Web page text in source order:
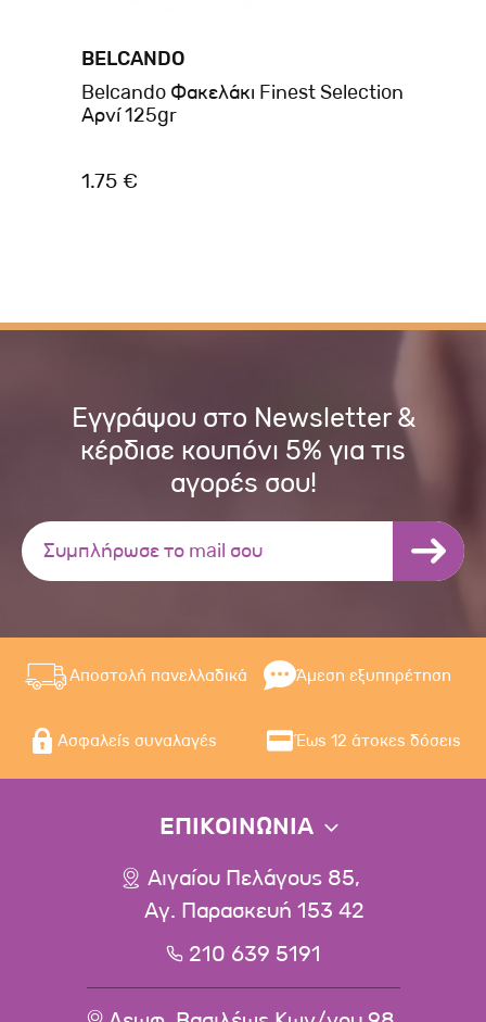
BELCANDO
Belcando Φακελάκι Finest Selection
Αρνί 125gr
1.75 €
Εγγράψου στο Newsletter &
κέρδισε κουπόνι 5% για τις
αγορές σου!
Αποστολή πανελλαδικά Άμεση εξυπηρέτηση
Ασφαλείς συναλαγές Έως 12 άτοκες δόσεις
ΕΠΙΚΟΙΝΩΝΙΑ
Αιγαίου Πελάγους 85,
Αγ. Παρασκευή 153 42
210 639 5191